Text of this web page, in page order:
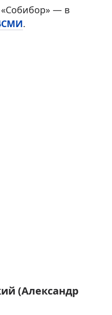
— в
.
(Александр